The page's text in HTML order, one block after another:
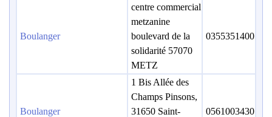
Boulanger
centre commercial
metzanine
boulevard de la
solidarité 57070
METZ
0355351400
Boulanger
1 Bis Allée des
Champs Pinsons,
31650 Saint-
0561003430